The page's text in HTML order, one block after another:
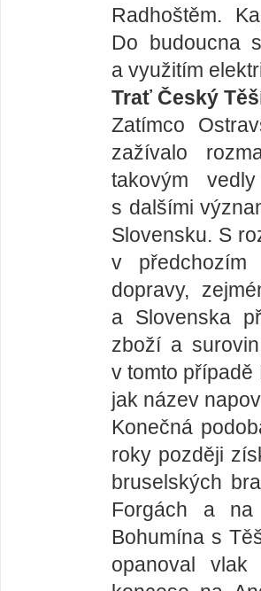
Radhoštěm.
Do budoucna
a využitím
Trať Český
Zatímco
zažívalo
takovým
s dalšími
Slovensku. S
v předchozím
dopravy,
a Slovenska
zboží a
v tomto
jak název
Konečná
roky později
bruselských
Forgách a
Bohumína s
opanoval